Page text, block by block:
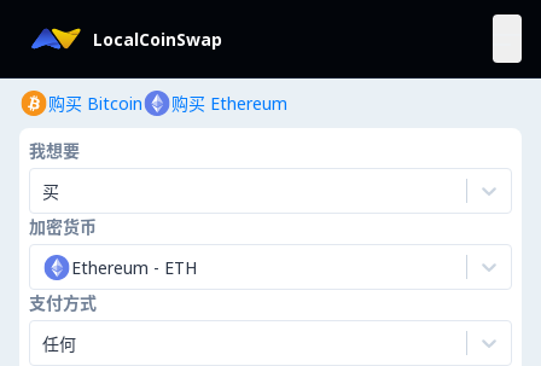
LocalCoinSwap
购买 Bitcoin 购买 Ethereum
我想要
买
加密货币
Ethereum - ETH
支付方式
任何